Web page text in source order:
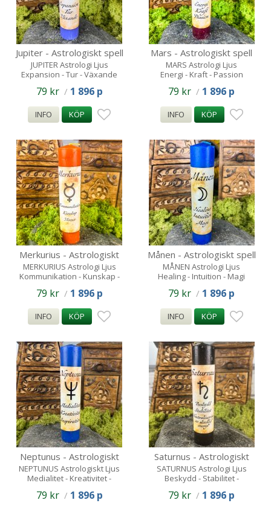
Jupiter - Astrologiskt spell
candle
JUPITER Astrologi Ljus
Expansion - Tur - Växande
79 kr / 1 896 p
INFO KÖP
Mars - Astrologiskt spell
candle
MARS Astrologi Ljus
Energi - Kraft - Passion
79 kr / 1 896 p
INFO KÖP
Merkurius - Astrologiskt
spell candle
MERKURIUS Astrologi Ljus
Kommunikation - Kunskap -
79 kr / 1 896 p
INFO KÖP
Månen - Astrologiskt spell
candle
MÅNEN Astrologi Ljus
Healing - Intuition - Magi
79 kr / 1 896 p
INFO KÖP
Neptunus - Astrologiskt
spell candle
NEPTUNUS Astrologiskt Ljus
Medialitet - Kreativitet -
79 kr / 1 896 p
Saturnus - Astrologiskt
spell candle
SATURNUS Astrologi Ljus
Beskydd - Stabilitet -
energi
79 kr / 1 896 p